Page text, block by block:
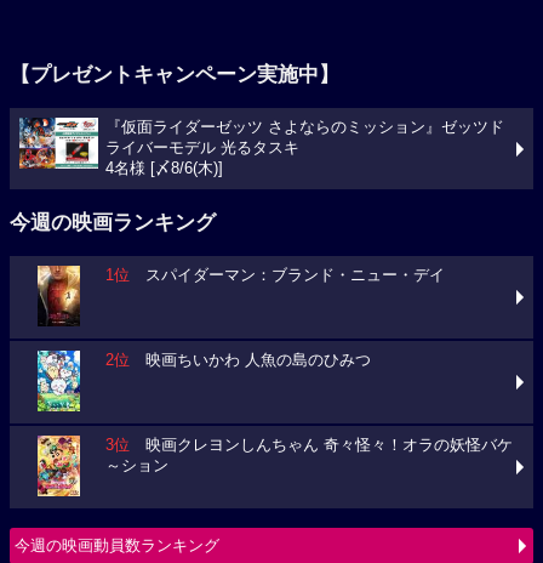
【プレゼントキャンペーン実施中】
『仮面ライダーゼッツ さよならのミッション』ゼッツド
ライバーモデル 光るタスキ
4名様 [〆8/6(木)]
今週の映画ランキング
1位 スパイダーマン：ブランド・ニュー・デイ
2位 映画ちいかわ 人魚の島のひみつ
3位 映画クレヨンしんちゃん 奇々怪々！オラの妖怪バケ
～ション
今週の映画動員数ランキング